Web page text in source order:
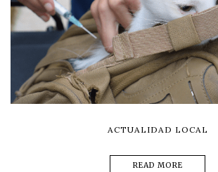
ACTUALIDAD LOCAL
READ MORE